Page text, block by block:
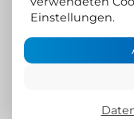
Einstellungen.